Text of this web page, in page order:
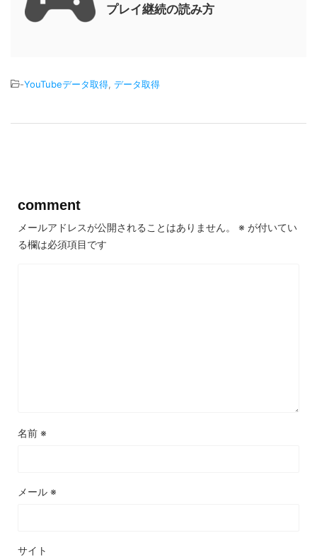
プレイ継続の読み方
-YouTubeデータ取得, データ取得
comment
メールアドレスが公開されることはありません。 ※ が付いてい
る欄は必須項目です
名前 ※
メール ※
サイト